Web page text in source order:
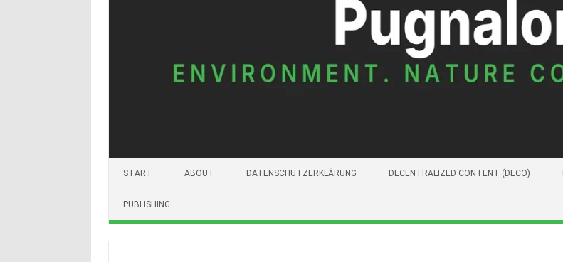
START ABOUT DATENSCHUTZERKLÄRUNG DECENTRALIZED CONTENT (DECO)
PUBLISHING